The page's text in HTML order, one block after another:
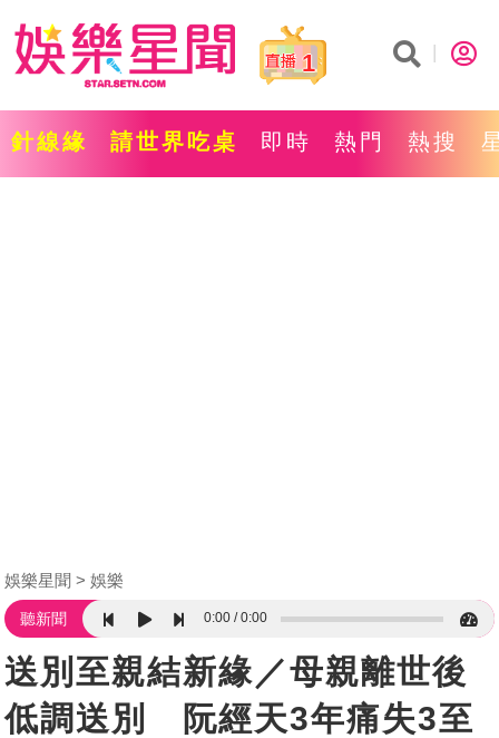
1
針線緣 請世界吃桌 即時 熱門 熱搜
娛樂星聞 娛樂
聽新聞 0:00 0:00
送別至親結新緣／母親離世後
低調送別 阮經天3年痛失3至